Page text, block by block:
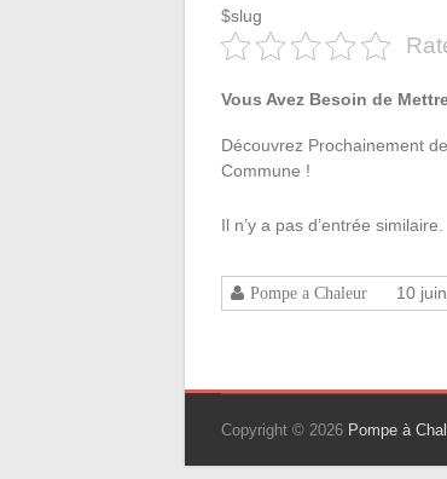
$slug
Vous Avez Besoin de
Découvrez Prochainement
Commune !
Il n’y a pas d’entrée similaire.
Pompe a Chaleur 10
Copyright © 2026 Pompe à